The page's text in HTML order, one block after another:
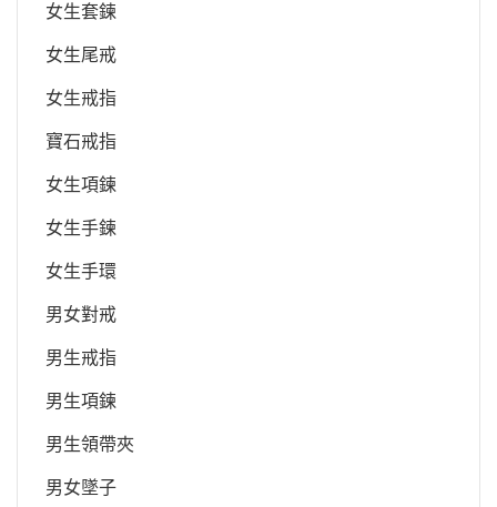
女生套鍊
女生尾戒
女生戒指
寶石戒指
女生項鍊
女生手鍊
女生手環
男女對戒
男生戒指
男生項鍊
男生領帶夾
男女墜子